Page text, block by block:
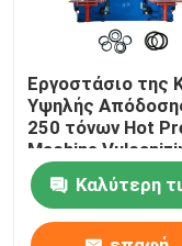
Εργοστάσιο της
Υψηλής
250 τόνων Hot
Machine
Machine για την
κατασκευή O ring
προϊόντων
Καλύτερη